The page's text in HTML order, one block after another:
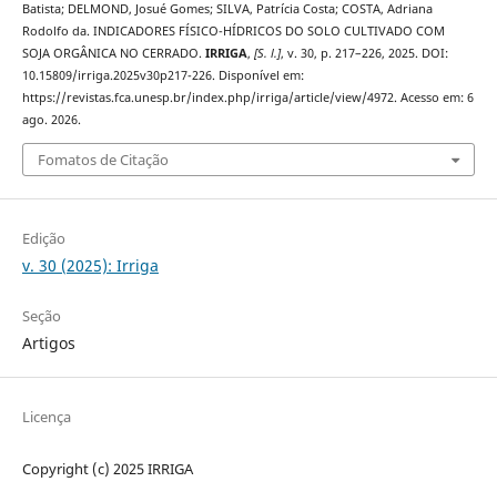
Batista; DELMOND, Josué Gomes; SILVA, Patrícia Costa; COSTA, Adriana
Rodolfo da. INDICADORES FÍSICO-HÍDRICOS DO SOLO CULTIVADO COM
SOJA ORGÂNICA NO CERRADO. IRRIGA, [S. l.], v. 30, p. 217–226, 2025. DOI:
10.15809/irriga.2025v30p217-226. Disponível em:
https://revistas.fca.unesp.br/index.php/irriga/article/view/4972. Acesso em: 6
ago. 2026.
Fomatos de Citação
Edição
v. 30 (2025): Irriga
Seção
Artigos
Licença
Copyright (c) 2025 IRRIGA